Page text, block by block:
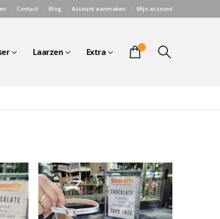
Contact Blog Account aanmaken Mijn account
Laarzen Extra